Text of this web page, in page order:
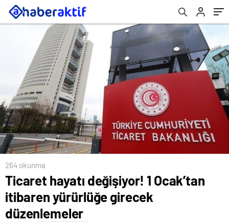
264 okunma
Ticaret hayatı değişiyor! 1 Ocak’tan
itibaren yürürlüğe girecek
düzenlemeler